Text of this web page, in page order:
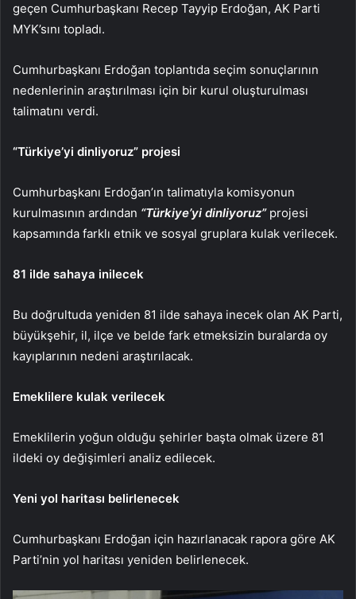
geçen Cumhurbaşkanı Recep Tayyip Erdoğan, AK Parti
MYK’sını topladı.
Cumhurbaşkanı Erdoğan toplantıda seçim sonuçlarının
nedenlerinin araştırılması için bir kurul oluşturulması
talimatını verdi.
“Türkiye’yi dinliyoruz” projesi
Cumhurbaşkanı Erdoğan’ın talimatıyla komisyonun
kurulmasının ardından “Türkiye’yi dinliyoruz”projesi
kapsamında farklı etnik ve sosyal gruplara kulak verilecek.
81 ilde sahaya inilecek
Bu doğrultuda yeniden 81 ilde sahaya inecek olan AK Parti,
büyükşehir, il, ilçe ve belde fark etmeksizin buralarda oy
kayıplarının nedeni araştırılacak.
Emeklilere kulak verilecek
Emeklilerin yoğun olduğu şehirler başta olmak üzere 81
ildeki oy değişimleri analiz edilecek.
Yeni yol haritası belirlenecek
Cumhurbaşkanı Erdoğan için hazırlanacak rapora göre AK
Parti’nin yol haritası yeniden belirlenecek.